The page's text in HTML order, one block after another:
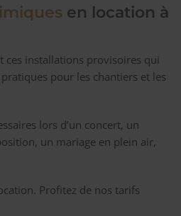
en location à
ces installations provisoires qui
pour les chantiers et les
lors d’un concert, un
un mariage en plein air,
Profitez de nos tarifs